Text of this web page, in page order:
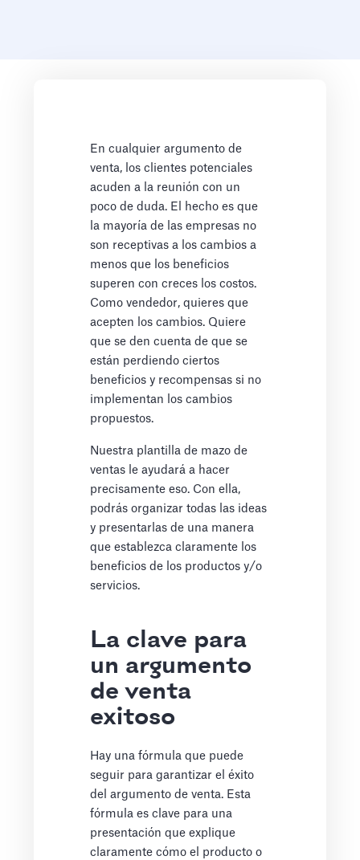
En cualquier argumento de
venta, los clientes potenciales
acuden a la reunión con un
poco de duda. El hecho es que
la mayoría de las empresas no
son receptivas a los cambios a
menos que los beneficios
superen con creces los costos.
Como vendedor, quieres que
acepten los cambios. Quiere
que se den cuenta de que se
están perdiendo ciertos
beneficios y recompensas si no
implementan los cambios
propuestos.
Nuestra plantilla de mazo de
ventas le ayudará a hacer
precisamente eso. Con ella,
podrás organizar todas las ideas
y presentarlas de una manera
que establezca claramente los
beneficios de los productos y/o
servicios.
La clave para
un argumento
de venta
exitoso
Hay una fórmula que puede
seguir para garantizar el éxito
del argumento de venta. Esta
fórmula es clave para una
presentación que explique
claramente cómo el producto o